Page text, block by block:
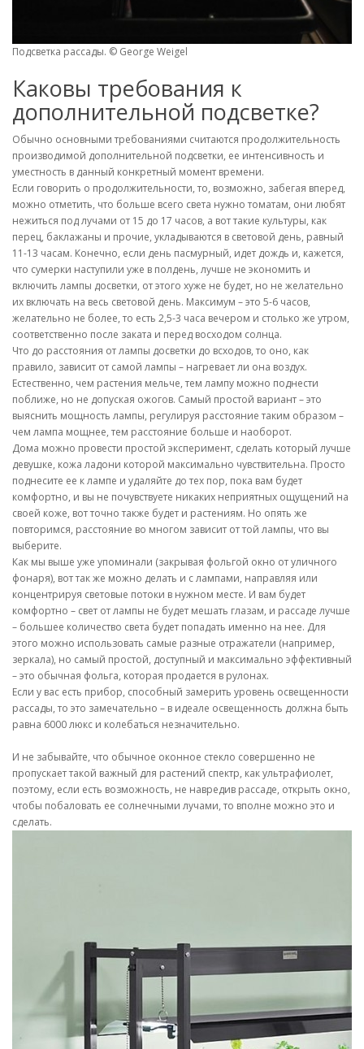
Подсветка рассады. © George Weigel
Каковы требования к
дополнительной подсветке?
Обычно основными требованиями считаются продолжительность
производимой дополнительной подсветки, ее интенсивность и
уместность в данный конкретный момент времени.
Если говорить о продолжительности, то, возможно, забегая вперед,
можно отметить, что больше всего света нужно томатам, они любят
нежиться под лучами от 15 до 17 часов, а вот такие культуры, как
перец, баклажаны и прочие, укладываются в световой день, равный
11-13 часам. Конечно, если день пасмурный, идет дождь и, кажется,
что сумерки наступили уже в полдень, лучше не экономить и
включить лампы досветки, от этого хуже не будет, но не желательно
их включать на весь световой день. Максимум – это 5-6 часов,
желательно не более, то есть 2,5-3 часа вечером и столько же утром,
соответственно после заката и перед восходом солнца.
Что до расстояния от лампы досветки до всходов, то оно, как
правило, зависит от самой лампы – нагревает ли она воздух.
Естественно, чем растения мельче, тем лампу можно поднести
поближе, но не допуская ожогов. Самый простой вариант – это
выяснить мощность лампы, регулируя расстояние таким образом –
чем лампа мощнее, тем расстояние больше и наоборот.
Дома можно провести простой эксперимент, сделать который лучше
девушке, кожа ладони которой максимально чувствительна. Просто
поднесите ее к лампе и удаляйте до тех пор, пока вам будет
комфортно, и вы не почувствуете никаких неприятных ощущений на
своей коже, вот точно также будет и растениям. Но опять же
повторимся, расстояние во многом зависит от той лампы, что вы
выберите.
Как мы выше уже упоминали (закрывая фольгой окно от уличного
фонаря), вот так же можно делать и с лампами, направляя или
концентрируя световые потоки в нужном месте. И вам будет
комфортно – свет от лампы не будет мешать глазам, и рассаде лучше
– большее количество света будет попадать именно на нее. Для
этого можно использовать самые разные отражатели (например,
зеркала), но самый простой, доступный и максимально эффективный
– это обычная фольга, которая продается в рулонах.
Если у вас есть прибор, способный замерить уровень освещенности
рассады, то это замечательно – в идеале освещенность должна быть
равна 6000 люкс и колебаться незначительно.
И не забывайте, что обычное оконное стекло совершенно не
пропускает такой важный для растений спектр, как ультрафиолет,
поэтому, если есть возможность, не навредив рассаде, открыть окно,
чтобы побаловать ее солнечными лучами, то вполне можно это и
сделать.